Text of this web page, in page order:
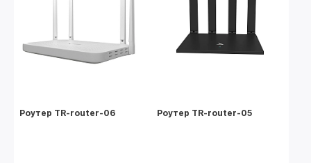
Роутер TR-router-06 Роутер TR-router-05